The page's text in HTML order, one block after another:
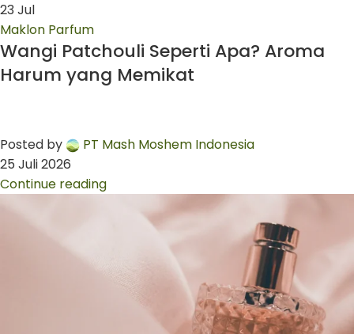
23 Jul
Maklon Parfum
Wangi Patchouli Seperti Apa? Aroma
Harum yang Memikat
Posted by
PT Mash Moshem Indonesia
25 Juli 2026
Continue reading